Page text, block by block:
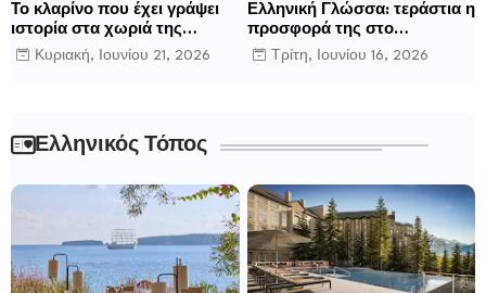
Το κλαρίνο που έχει γράψει
ιστορία στα χωριά της
Ρούμελης
Κυριακή, Ιουνίου 21, 2026
Ελληνική Γλώσσα: τεράστια η
προσφορά της στο
παγκόσμιο γίγνεσθαι.
Τρίτη, Ιουνίου 16, 2026
Ελληνικός Τόπος